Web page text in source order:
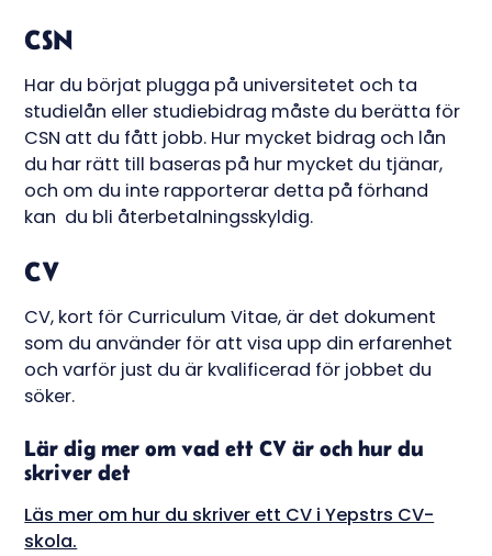
CSN
Har du börjat plugga på universitetet och ta
studielån eller studiebidrag måste du berätta för
CSN att du fått jobb. Hur mycket bidrag och lån
du har rätt till baseras på hur mycket du tjänar,
och om du inte rapporterar detta på förhand
kan du bli återbetalningsskyldig.
CV
CV, kort för Curriculum Vitae, är det dokument
som du använder för att visa upp din erfarenhet
och varför just du är kvalificerad för jobbet du
söker.
Lär dig mer om vad ett CV är och hur du
skriver det
Läs mer om hur du skriver ett CV i Yepstrs CV-
skola.